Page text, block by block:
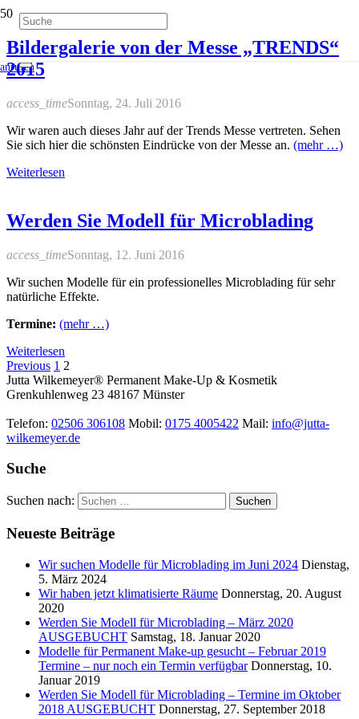
anrufen
Bildergalerie von der Messe „TRENDS“
2015
access_timeSonntag, 24. Juli 2016
Wir waren auch dieses Jahr auf der Trends Messe vertreten. Sehen
Sie sich hier die schönsten Eindrücke von der Messe an. (mehr …)
Weiterlesen
Werden Sie Modell für Microblading
access_timeSonntag, 12. Juni 2016
Wir suchen Modelle für ein professionelles Microblading für sehr
natürliche Effekte.
Termine: (mehr …)
Weiterlesen
Previous 1 2
Jutta Wilkemeyer® Permanent Make-Up & Kosmetik
Grenkuhlenweg 23 48167 Münster
Telefon: 02506 306108 Mobil: 0175 4005422 Mail: info@jutta-
wilkemeyer.de
Suche
Suchen nach:
Neueste Beiträge
Wir suchen Modelle für Microblading im Juni 2024 Dienstag,
5. März 2024
Wir haben jetzt klimatisierte Räume Donnerstag, 20. August
2020
Werden Sie Modell für Microblading – März 2020
AUSGEBUCHT Samstag, 18. Januar 2020
Modelle für Permanent Make-up gesucht – Februar 2019
Termine – nur noch ein Termin verfügbar Donnerstag, 10.
Januar 2019
Werden Sie Modell für Microblading – Termine im Oktober
2018 AUSGEBUCHT Donnerstag, 27. September 2018